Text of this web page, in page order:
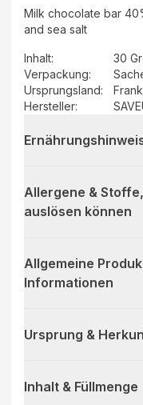
Milk chocolate bar
and sea salt
Inhalt:
30
Verpackung:
Ursprungsland:
Hersteller:
Allergene &
auslösen können
Allgemeine
Informationen
Ursprung &
Inhalt & Füllmenge